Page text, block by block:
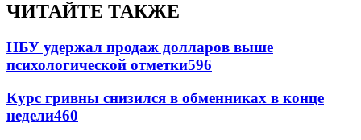
ЧИТАЙТЕ ТАКЖЕ
НБУ удержал продаж долларов выше
психологической отметки596
Курс гривны снизился в обменниках в конце
недели460